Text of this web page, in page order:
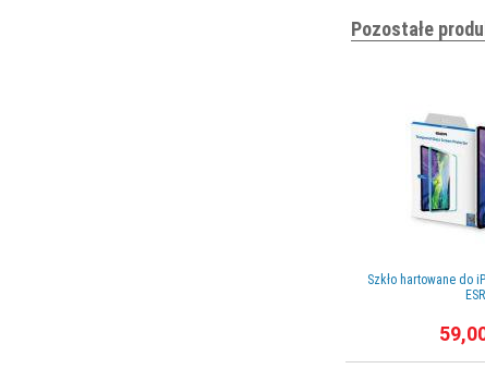
Pozostałe
Szkło hartowane do
ESR